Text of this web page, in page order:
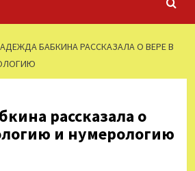
БАБКИНА РАССКАЗАЛА О ВЕРЕ В
рассказала о
и нумерологию